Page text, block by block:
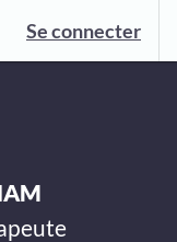
Se connecter